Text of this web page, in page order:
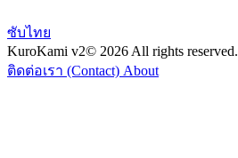
ซับไทย
KuroKami v2© 2026 All rights reserved.
ติดต่อเรา (Contact) About